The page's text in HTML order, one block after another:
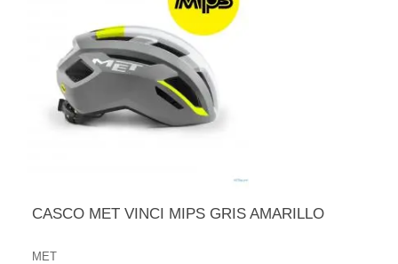
CASCO MET VINCI MIPS GRIS AMARILLO
MET